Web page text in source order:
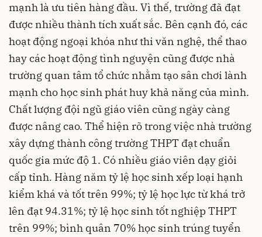
mạnh là ưu tiên hàng đầu. Vì thế, trường đã đạt
được nhiều thành tích xuất sắc. Bên cạnh đó, các
hoạt động ngoại khóa như thi văn nghệ, thể thao
hay các hoạt động tình nguyện cũng được nhà
trường quan tâm tổ chức nhằm tạo sân chơi lành
mạnh cho học sinh phát huy khả năng của mình.
Chất lượng đội ngũ giáo viên cũng ngày càng
được nâng cao. Thể hiện rõ trong việc nhà trường
xây dựng thành công trường THPT đạt chuẩn
quốc gia mức độ 1. Có nhiều giáo viên dạy giỏi
cấp tỉnh. Hàng năm tỷ lệ học sinh xếp loại hạnh
kiểm khá và tốt trên 99%; tỷ lệ học lực từ khá trở
lên đạt 94.31%; tỷ lệ học sinh tốt nghiệp THPT
trên 99%; bình quân 70% học sinh trúng tuyển